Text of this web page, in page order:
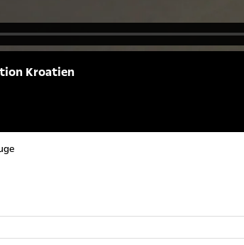
Kroatien